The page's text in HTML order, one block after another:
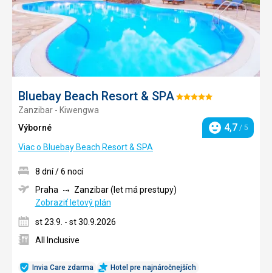
Bluebay Beach Resort & SPAHodnotenie:
Zanzibar - Kiwengwa
Výborné
Hodnotenie
4,7 / 5
Viac o Bluebay Beach Resort & SPA
Invia Care zdarma Hotel pre najnáročnejších
8 dní / 6 nocí
Praha
Zanzibar (let má prestupy)
Zobraziť letový plán
st 23.9. - st 30.9.2026
All Inclusive